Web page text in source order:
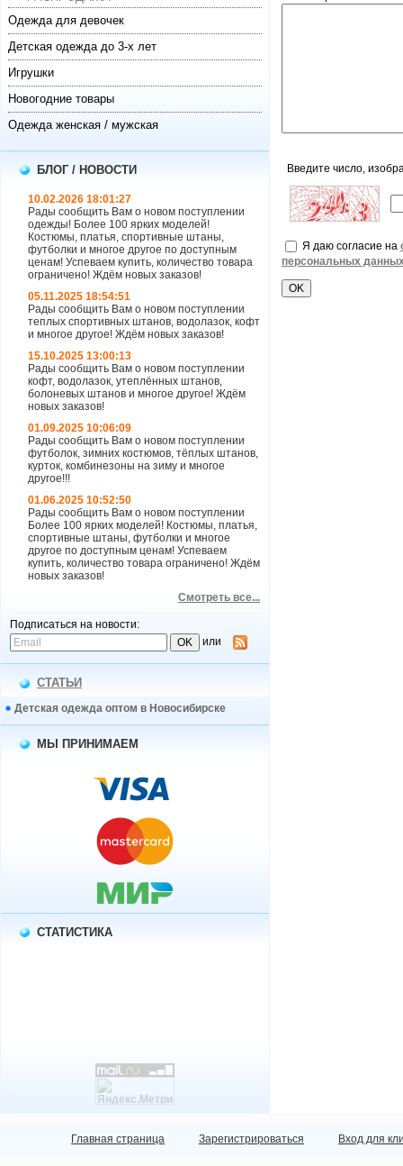
Одежда для девочек
Детская одежда до 3-х лет
Игрушки
Новогодние товары
Одежда женская / мужская
БЛОГ / НОВОСТИ
10.02.2026 18:01:27
Рады сообщить Вам о новом поступлении
одежды! Более 100 ярких моделей!
Костюмы, платья, спортивные штаны,
футболки и многое другое по доступным
ценам! Успеваем купить, количество товара
ограничено! Ждём новых заказов!
05.11.2025 18:54:51
Рады сообщить Вам о новом поступлении
теплых спортивных штанов, водолазок, кофт
и многое другое! Ждём новых заказов!
15.10.2025 13:00:13
Рады сообщить Вам о новом поступлении
кофт, водолазок, утеплённых штанов,
болоневых штанов и многое другое! Ждём
новых заказов!
01.09.2025 10:06:09
Рады сообщить Вам о новом поступлении
футболок, зимних костюмов, тёплых штанов,
курток, комбинезоны на зиму и многое
другое!!!
01.06.2025 10:52:50
Рады сообщить Вам о новом поступлении
Более 100 ярких моделей! Костюмы, платья,
спортивные штаны, футболки и многое
другое по доступным ценам! Успеваем
купить, количество товара ограничено! Ждём
новых заказов!
Смотреть все...
Подписаться на новости:
или
СТАТЬИ
Детская одежда оптом в Новосибирске
МЫ ПРИНИМАЕМ
СТАТИСТИКА
Введите число,
Я даю согласие на
персональных
Главная страница Зарегистрироваться Вход для